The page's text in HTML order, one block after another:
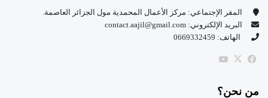
و
ك
المقر الإجتماعي: مركز الأعمال المحمدية مول الجزائر العاصمة.
البريد الإلكتروني: contact.aajil@gmail.com
الهاتف: 0669332459
فيسبوك
‫X
من نحن؟